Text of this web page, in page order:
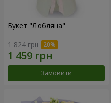
Букет "Любляна"
1 824 грн
Замовити